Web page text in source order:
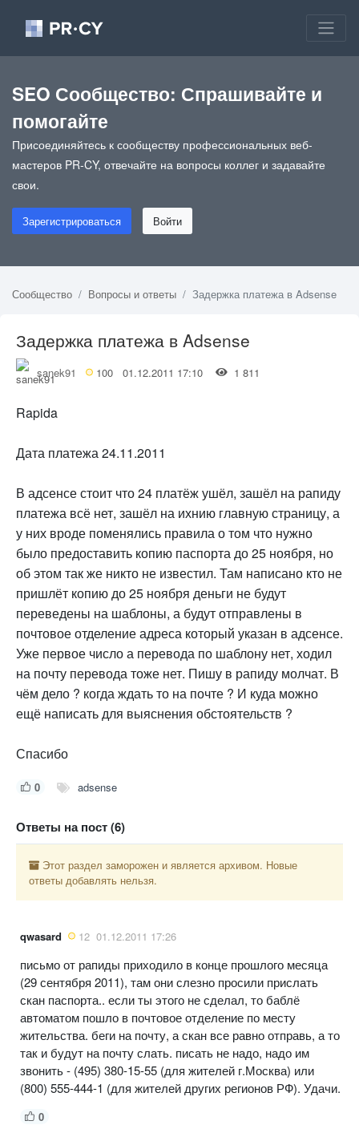
SEO Сообщество: Спрашивайте и
помогайте
Присоединяйтесь к сообществу профессиональных веб-
мастеров PR-CY, отвечайте на вопросы коллег и задавайте
свои.
Зарегистрироваться Войти
Сообщество Вопросы и ответы Задержка платежа в Adsense
Задержка платежа в Adsense
sanek91 100 01.12.2011 17:10 1 811
Rapida
Дата платежа 24.11.2011
В адсенсе стоит что 24 платёж ушёл, зашёл на рапиду
платежа всё нет, зашёл на ихнию главную страницу, а
у них вроде поменялись правила о том что нужно
было предоставить копию паспорта до 25 ноября, но
об этом так же никто не известил. Там написано кто не
пришлёт копию до 25 ноября деньги не будут
переведены на шаблоны, а будут отправлены в
почтовое отделение адреса который указан в адсенсе.
Уже первое число а перевода по шаблону нет, ходил
на почту перевода тоже нет. Пишу в рапиду молчат. В
чём дело ? когда ждать то на почте ? И куда можно
ещё написать для выяснения обстоятельств ?
Спасибо
0 adsense
Ответы на пост (6)
Этот раздел заморожен и является архивом. Новые
ответы добавлять нельзя.
qwasard 12 01.12.2011 17:26
письмо от рапиды приходило в конце прошлого месяца
(29 сентября 2011), там они слезно просили прислать
скан паспорта.. если ты этого не сделал, то баблё
автоматом пошло в почтовое отделение по месту
жительства. беги на почту, а скан все равно отправь, а то
так и будут на почту слать. писать не надо, надо им
звонить - (495) 380-15-55 (для жителей г.Москва) или
(800) 555-444-1 (для жителей других регионов РФ). Удачи.
0